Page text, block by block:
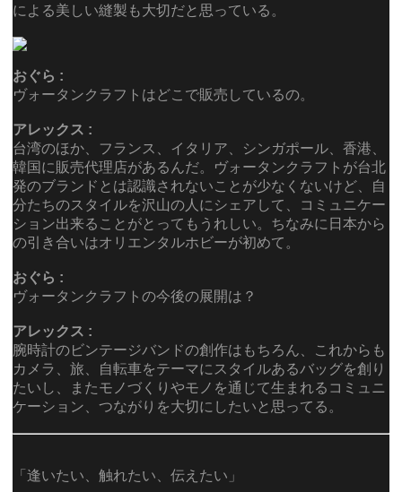
による美しい縫製も大切だと思っている。
おぐら :
ヴォータンクラフトはどこで販売しているの。
アレックス :
台湾のほか、フランス、イタリア、シンガポール、香港、
韓国に販売代理店があるんだ。ヴォータンクラフトが台北
発のブランドとは認識されないことが少なくないけど、自
分たちのスタイルを沢山の人にシェアして、コミュニケー
ション出来ることがとってもうれしい。ちなみに日本から
の引き合いはオリエンタルホビーが初めて。
おぐら :
ヴォータンクラフトの今後の展開は？
アレックス :
腕時計のビンテージバンドの創作はもちろん、これからも
カメラ、旅、自転車をテーマにスタイルあるバッグを創り
たいし、またモノづくりやモノを通じて生まれるコミュニ
ケーション、つながりを大切にしたいと思ってる。
「逢いたい、触れたい、伝えたい」